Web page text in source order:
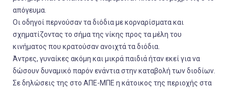
απόγευμα.
Οι οδηγοί περνούσαν τα διόδια με κορναρίσματα και
σχηματίζοντας το σήμα της νίκης προς τα μέλη του
κινήματος που κρατούσαν ανοιχτά τα διόδια.
Άντρες, γυναίκες ακόμη και μικρά παιδιά ήταν εκεί για να
δώσουν δυναμικό παρόν ενάντια στην καταβολή των διοδίων.
Σε δηλώσεις της στο ΑΠΕ-ΜΠΕ η κάτοικος της περιοχής στα